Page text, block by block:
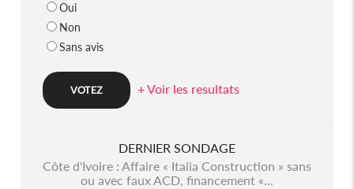
Oui
Non
Sans avis
+ Voir les resultats
DERNIER SONDAGE
Côte d'Ivoire : Affaire « Italia Construction » sans
ou avec faux ACD, financement «...